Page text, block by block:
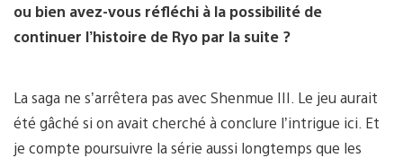
ou bien avez-vous réfléchi à la possibilité de
continuer l’histoire de Ryo par la suite ?
La saga ne s’arrêtera pas avec Shenmue III. Le jeu aurait
été gâché si on avait cherché à conclure l’intrigue ici. Et
je compte poursuivre la série aussi longtemps que les